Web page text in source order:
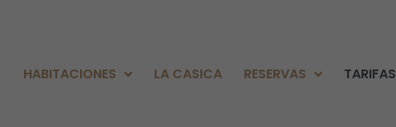
HABITACIONES LA CASICA RESERVAS TARIFAS